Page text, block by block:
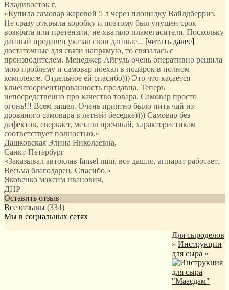
Владивосток г.
«Купила самовар жаровой 5 л через площадку Вайлдберриз.
Не сразу открыла коробку и поэтому был упущен срок
возврата или претензии, не хватало пламегасителя. Поскольку
данный продавец указал свои данные... [читать далее]
достаточные для связи напрямую, то связалась с
производителем. Менеджер Айгуль очень оперативно решила
мою проблему и самовар поехал в подарок в полном
комплекте. Отдельное ей спасибо))) Это что касается
клиентоориентированность продавца. Теперь
непосредственно про качество товара. Самовар просто
огонь!!! Всем зашел. Очень приятно было пить чай из
дровяного самовара в летней беседке)))) Самовар без
дефектов, сверкает, металл прочный, характеристикам
соответствует полностью.»
Дашковская Элина Николаевна,
Санкт-Петербург
«Заказывал автоклав fansel mini, все дашло, аппарат работает.
Весьма благодарен. Спасибо.»
Яковенко максим иванович,
ДНР
Оставить отзыв
Все отзывы (334)
Мы в социальных сетях
Для сыроделов
» Инструкции
для сыра »